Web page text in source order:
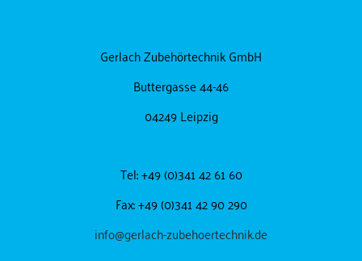
Gerlach Zubehörtechnik GmbH
Buttergasse 44-46
04249 Leipzig
Tel: +49 (0)341 42 61 60
Fax: +49 (0)341 42 90 290
info@gerlach-zubehoertechnik.de